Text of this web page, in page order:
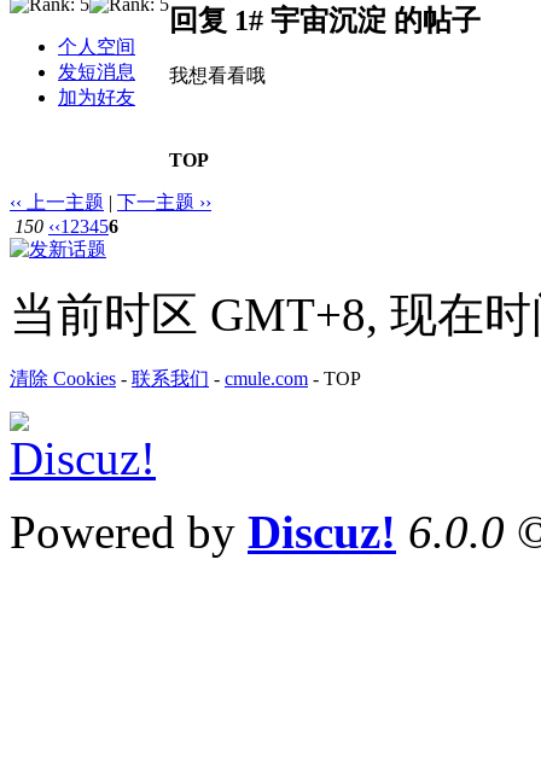
个人空间
发短消息
加为好友
回复 1# 宇宙沉淀 的帖子
我想看看哦
TOP
‹‹ 上一主题 | 下一主题 ››
150 ‹‹1 23456
当前时区 GMT+8, 现在
清除 Cookies - 联系我们 - cmule.com - TOP
Powered by Discuz! 6.0.0